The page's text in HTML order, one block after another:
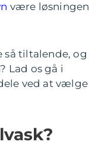
være løsningen
så tiltalende, og
Lad os gå i
ved at vælge